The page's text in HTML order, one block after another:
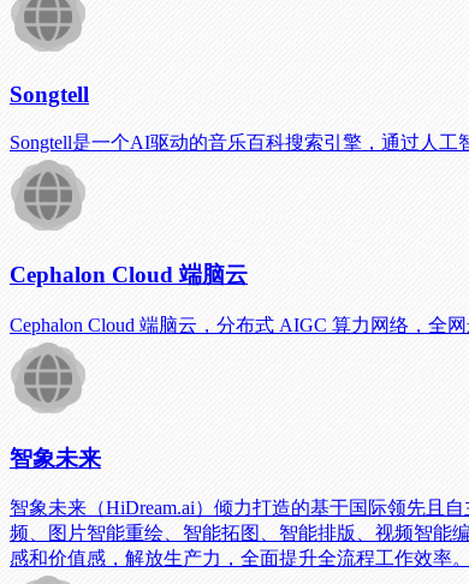
Songtell
Songtell是一个AI驱动的音乐百科搜索引擎，通过人
Cephalon Cloud 端脑云
Cephalon Cloud 端脑云，分布式 AIGC 算力网络，全
智象未来
智象未来（HiDream.ai）倾力打造的基于国际领先且
频、图片智能重绘、智能拓图、智能排版、视频智能
感和价值感，解放生产力，全面提升全流程工作效率。